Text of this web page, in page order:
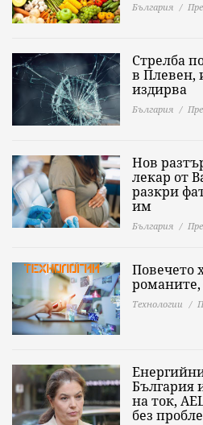
България
Стрелба
в Плевен,
издирва
България
Нов
лекар от
разкри
им
България
Повечето
Технологии
България
на ток,
без